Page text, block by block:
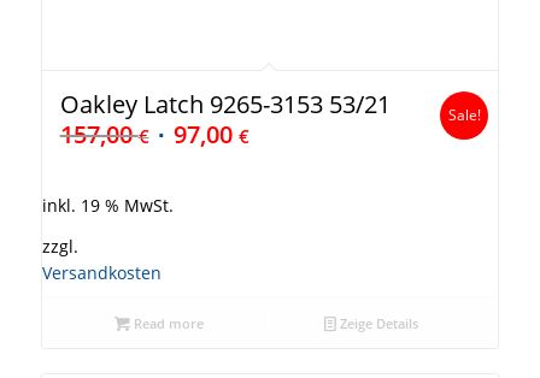
Oakley Latch 9265-3153 53/21
157,00€ 97,00 €
Sale!
inkl. 19 % MwSt.
zzgl.
Versandkosten
Read more Zeige Details